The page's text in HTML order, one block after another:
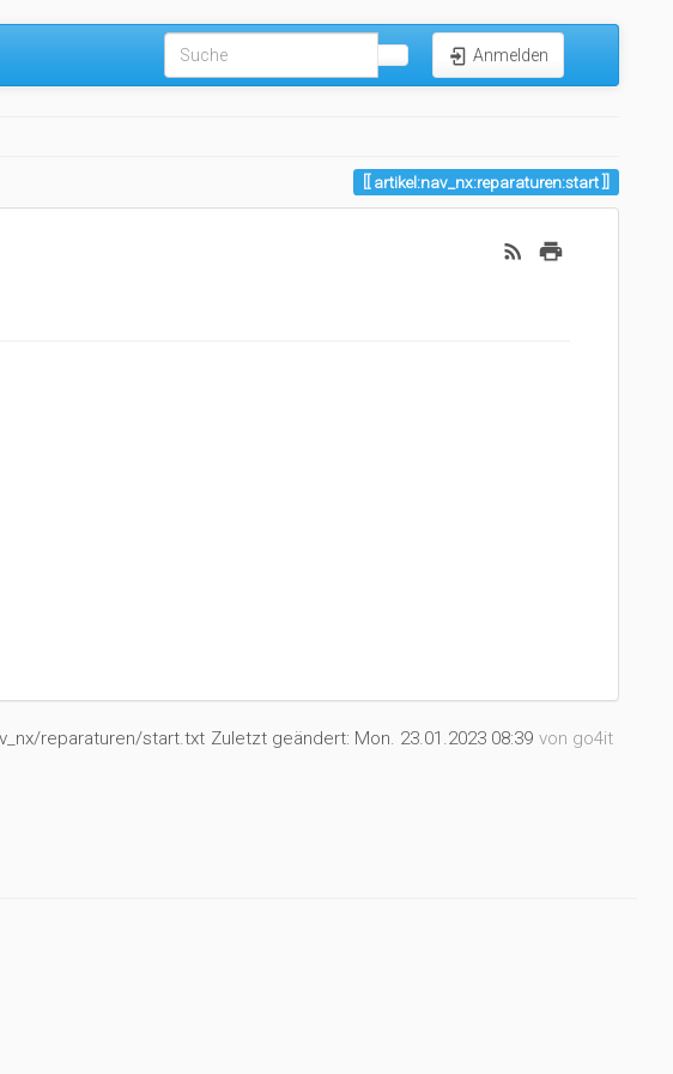
Anmelden
artikel:nav_nx:reparaturen:start
reparaturen/start.txt Zuletzt geändert: Mon. 23.01.2023 08:39 von go4it